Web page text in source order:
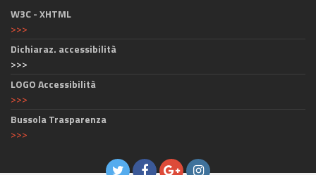
W3C - XHTML
>>>
Dichiaraz. accessibilità
>>>
LOGO Accessibilità
>>>
Bussola Trasparenza
>>>